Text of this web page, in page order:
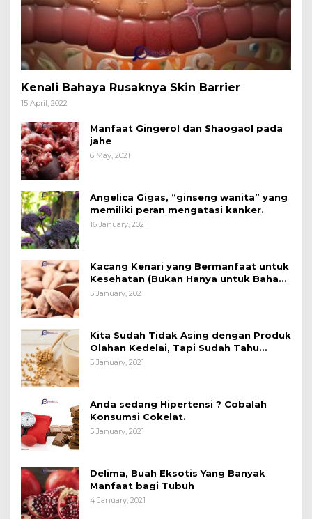
Kenali Bahaya Rusaknya Skin Barrier
15 April, 2022
Manfaat Gingerol dan Shaogaol pada
jahe
6 May, 2021
Angelica Gigas, “ginseng wanita” yang
memiliki peran mengatasi kanker.
16 January, 2021
Kacang Kenari yang Bermanfaat untuk
Kesehatan (Bukan Hanya untuk Bahan
Kue)
5 January, 2021
Kita Sudah Tidak Asing dengan Produk
Olahan Kedelai, Tapi Sudah Tahu
Manfaatnya untuk Kesehatan?
5 January, 2021
Anda sedang Hipertensi ? Cobalah
Konsumsi Cokelat.
5 January, 2021
Delima, Buah Eksotis Yang Banyak
Manfaat bagi Tubuh
4 January, 2021